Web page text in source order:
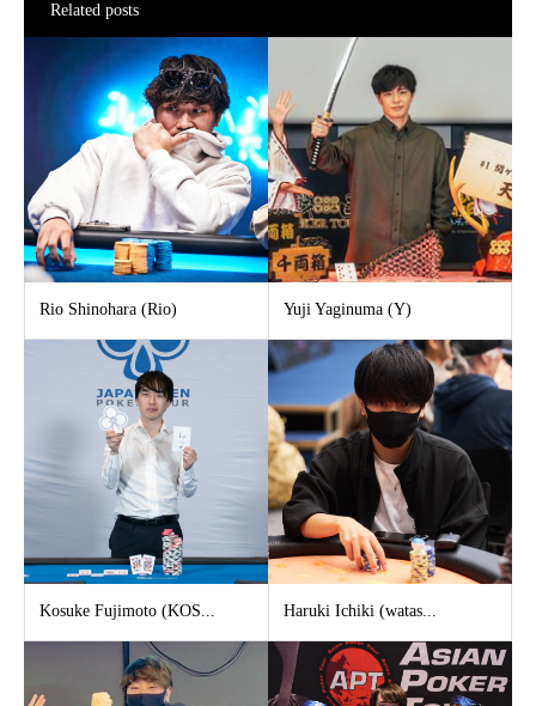
Related posts
Rio Shinohara (Rio) Yuji Yaginuma (Y)
Kosuke Fujimoto (KOS... Haruki Ichiki (watas...